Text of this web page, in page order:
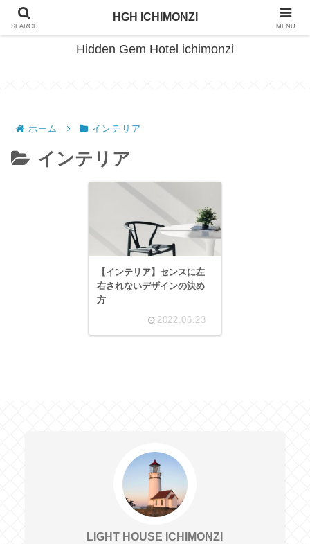
HimeTsuru Living Plan
Hidden Gem Hotel ichimonzi
ホーム インテリア
インテリア
【インテリア】センスに左
右されないデザインの決め
方
2022.06.23
LIGHT HOUSE ICHIMONZI
SEARCH
HGH ICHIMONZI
MENU